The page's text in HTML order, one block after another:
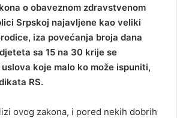
o obaveznom zdravstvenom
Srpskoj najavljene kao veliki
iza povećanja broja dana
sa 15 na 30 krije se
koje malo ko može ispuniti,
RS.
ovog zakona, i pored nekih dobrih